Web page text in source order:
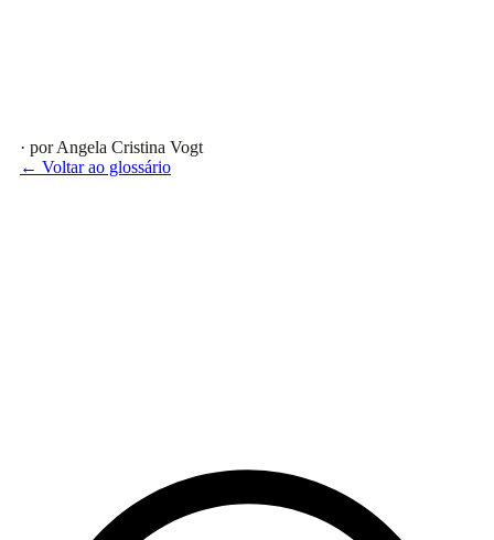
· por Angela Cristina Vogt
← Voltar ao glossário